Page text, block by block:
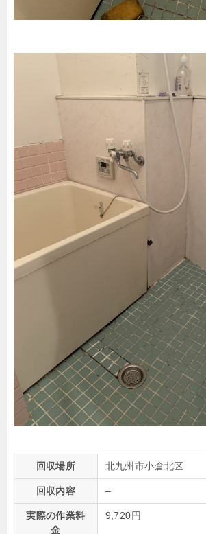
回収場所 北九州市小倉北区
回収内容 –
実際の作業料
金
9,720円